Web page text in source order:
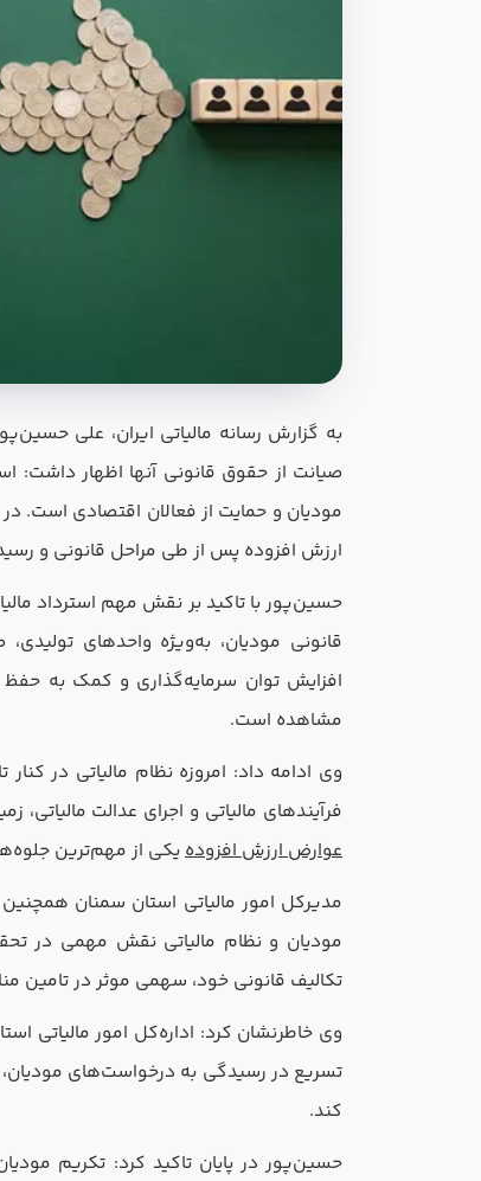
به گزارش رسانه مالیاتی ایران، علی
صیانت از حقوق قانونی آنها اظهار داشت:
ارزش افزوده پس از طی مراحل قانونی و
حسین‌پور با تاکید بر نقش مهم استرداد
قانونی مودیان، به‌ویژه واحدهای
افزایش توان سرمایه‌گذاری و کمک به
مشاهده است.
وی ادامه داد: امروزه نظام مالیاتی در
فرآیندهای مالیاتی و اجرای عدالت
عوارض ارزش افزودهیکی از مهم‌ترین
مدیرکل امور مالیاتی استان سمنان
مودیان و نظام مالیاتی نقش مهمی در
تکالیف قانونی خود، سهمی موثر در تامین
وی خاطرنشان کرد: اداره‌کل امور مالیاتی
تسریع در رسیدگی به درخواست‌های مودیان،
کند.
حسین‌پور در پایان تاکید کرد: تکریم
نام و نام خانوادگی
روحیه رهبری دارید ؟ بله
در صورتی که سابقه دارید توضیح